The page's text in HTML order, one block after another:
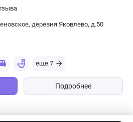
деревня Яковлево, д.50
еще 7
Подробнее